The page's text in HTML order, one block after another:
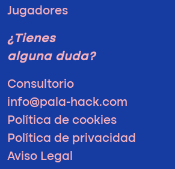
Jugadores
¿Tienes
alguna duda?
Consultorio
info@pala-hack.com
Política de cookies
Política de privacidad
Aviso Legal